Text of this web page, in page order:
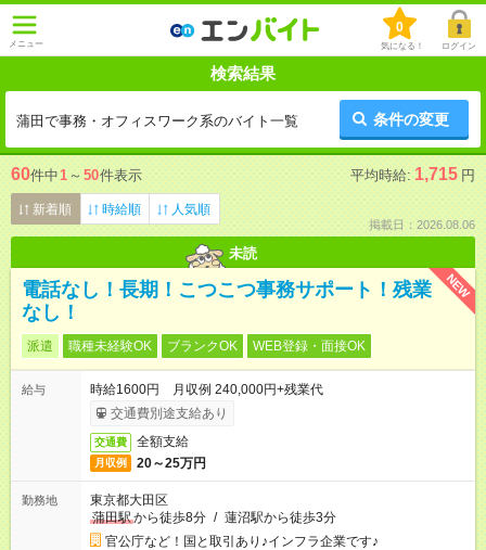
メニュー
0
気になる！ ログイン
検索結果
蒲田で事務・オフィスワーク系のバイト一覧 条件の変更
60件中1 ～ 50件表示 平均時給: 1,715 円
新着順 時給順 人気順
掲載日：2026.08.06
未読
NEW
電話なし！長期！こつこつ事務サポート！残業
なし！
派遣 職種未経験OK ブランクOK WEB登録・面接OK
給与
時給1600円 月収例 240,000円+残業代
交通費別途支給あり
交通費 全額支給
月収例 20～25万円
勤務地
東京都大田区
蒲田駅から徒歩8分 / 蓮沼駅から徒歩3分
官公庁など！国と取引あり♪インフラ企業です♪